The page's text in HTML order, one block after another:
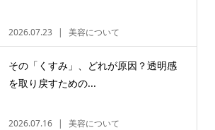
2026.07.23 美容について
その「くすみ」、どれが原因？透明感
を取り戻すための...
2026.07.16 美容について